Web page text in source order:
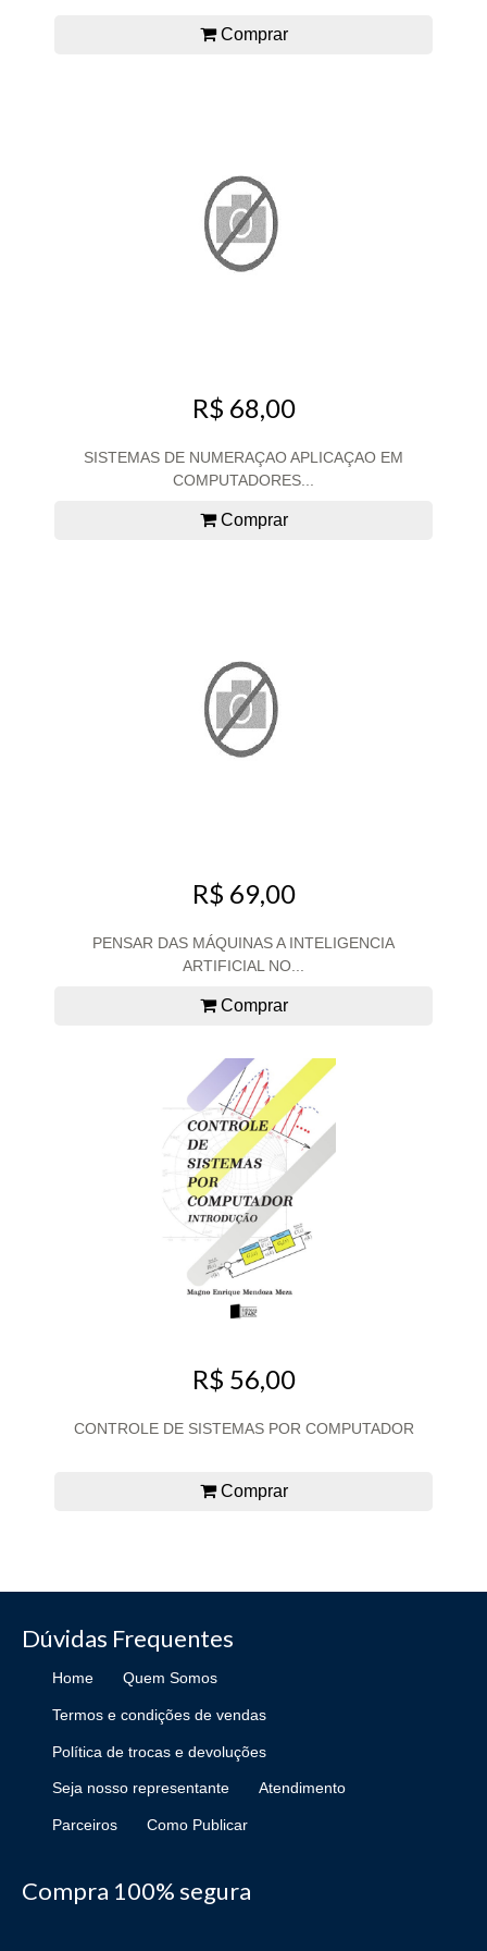
Comprar
R$ 68,00
SISTEMAS DE NUMERAÇAO APLICAÇAO EM
COMPUTADORES...
Comprar
R$ 69,00
PENSAR DAS MÁQUINAS A INTELIGENCIA
ARTIFICIAL NO...
Comprar
R$ 56,00
CONTROLE DE SISTEMAS POR COMPUTADOR
Comprar
Dúvidas Frequentes
Home Quem Somos
Termos e condições de vendas
Política de trocas e devoluções
Seja nosso representante Atendimento
Parceiros Como Publicar
Compra 100% segura